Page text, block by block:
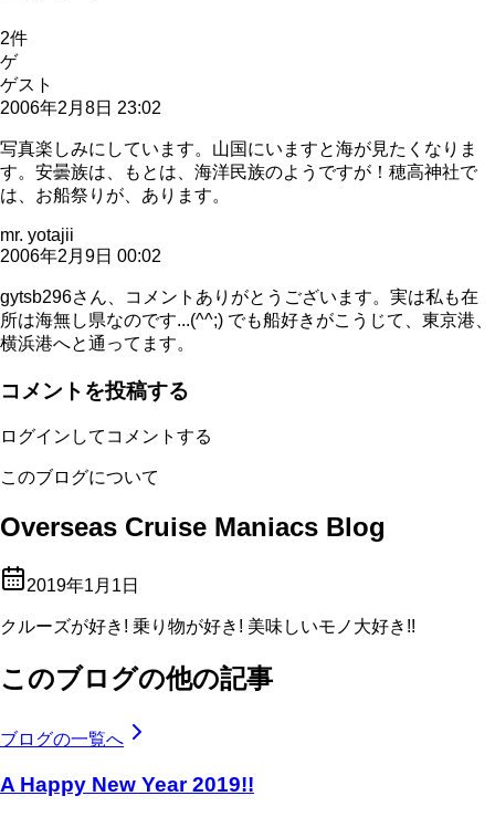
2件
ゲ
ゲスト
2006年2月8日 23:02
写真楽しみにしています。山国にいますと海が見たくなりま
す。安曇族は、もとは、海洋民族のようですが！穂高神社で
は、お船祭りが、あります。
mr. yotajii
2006年2月9日 00:02
gytsb296さん、コメントありがとうございます。実は私も在
所は海無し県なのです...(^^;) でも船好きがこうじて、東京港、
横浜港へと通ってます。
コメントを投稿する
ログインしてコメントする
このブログについて
Overseas Cruise Maniacs Blog
2019年1月1日
クルーズが好き! 乗り物が好き! 美味しいモノ大好き!!
このブログの他の記事
ブログの一覧へ
A Happy New Year 2019!!